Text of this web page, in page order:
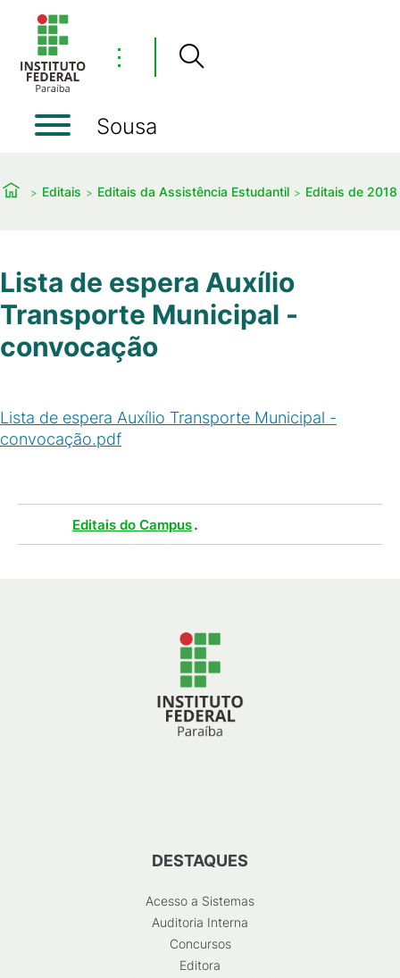
⋮
Sousa
Editais Editais da Assistência Estudantil Editais de 2018
Lista de espera Auxílio
Transporte Municipal -
convocação
Lista de espera Auxílio Transporte Municipal -
convocação.pdf
Editais do Campus.
DESTAQUES
Acesso a Sistemas
Auditoria Interna
Concursos
Editora